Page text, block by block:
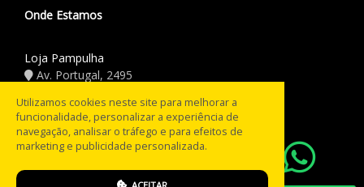
Onde Estamos
Loja Pampulha
Av. Portugal, 2495
Horário de Funcionamento
Seg a Sex: 08:00 às 18:00
Sáb: 08:00 às 12:00
Utilizamos cookies neste site para melhorar a
funcionalidade, personalizar a experiência de
navegação, analisar o tráfego e para efeitos de
marketing e publicidade personalizada.